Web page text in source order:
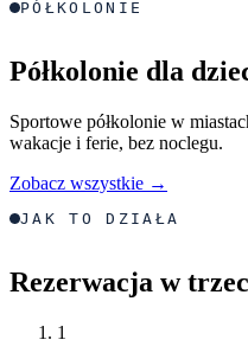
PÓŁKOLONIE
Półkolonie dla
Sportowe półkolonie w
wakacje i ferie, bez noclegu.
Zobacz wszystkie →
JAK TO DZIAŁA
Rezerwacja w
1